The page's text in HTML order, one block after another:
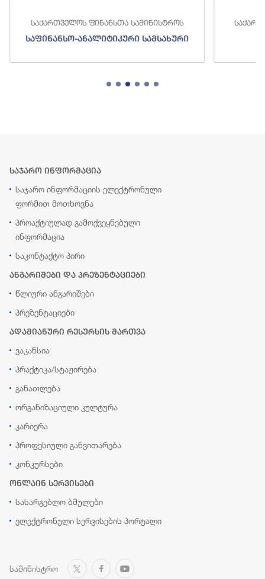
საქართველოს ფინანსთა სამინისტროს
საფინანსო-ანალიტიკური სამსახური
საჯარო ინფორმაცია
საჯარო ინფორმაციის ელექტრონული
ფორმით მოთხოვნა
პროაქტიულად გამოქვეყნებული
ინფორმაცია
საკონტაქტო პირი
ანგარიშები და პრეზენტაციები
წლიური ანგარიშები
პრეზენტაციები
ადამიანური რესურსის მართვა
ვაკანსია
პრაქტიკა/სტაჟირება
განათლება
ორგანიზაციული კულტურა
კარიერა
პროფესიული განვითარება
კონკურსები
ონლაინ სერვისები
სასარგებლო ბმულები
ელექტრონული სერვისების პორტალი
სამინისტრო